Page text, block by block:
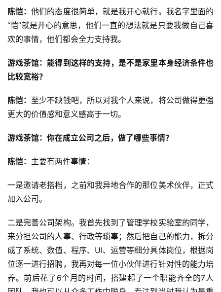
三
届
金
茶
奖
7
月
3
0
游
对
接
会
上
陈恺：他们的态度很简单，就是我开心就行。我名字里面的
“恺”就是开心的意思，他们一直的想法就是只要我做自己喜
欢的事情，他们都会全力支持我。
游戏茶馆：能得到这样的支持，是不是家里本身经济条件也
比较宽裕？
陈恺： 至少不缺钱吧，所以对我个人来说，将公司做得更强
更大的价值感和意义感高于一切。
游戏茶馆：你在成立公司之后，做了哪些事情？
陈恺： 主要有两件事情：
一是邀请老搭档，之前和我异地合作的那位美术伙伴，正式
加入公司。
二是完善公司架构。我首先找到了管理学校实验室的同学，
来分担公司的人事、行政等琐事；然后把自己的能力，拆分
成了系统、数值、程序、UI、运营等细分具体岗位，根据岗
位逐一进行招聘，我再对每一位小伙伴进行针对性的能力培
养。前后花了6个月的时间，搭建起了一个职能齐全的7人